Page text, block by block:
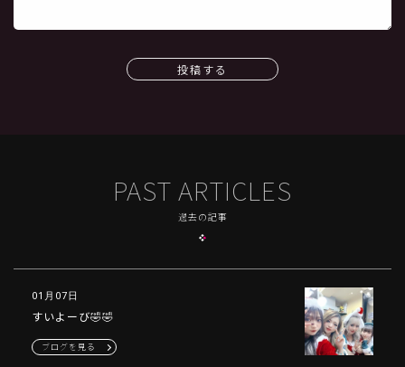
投稿する
PAST ARTICLES
過去の記事
01月07日
すいよーび🤣🤣
ブログを見る